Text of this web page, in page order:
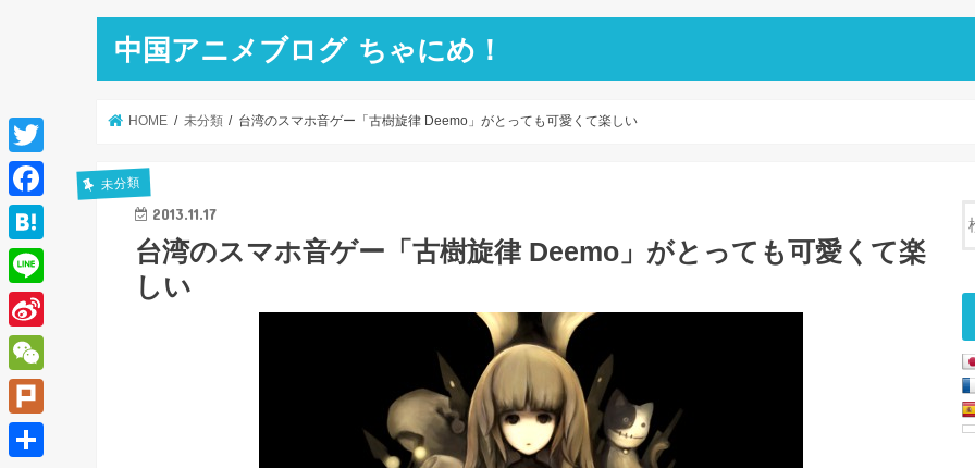
中国アニメブログ ちゃにめ！
HOME 未分類 台湾のスマホ音ゲー「古樹旋律 Deemo」がとっても可愛くて楽しい
未分類
2013.11.17
台湾のスマホ音ゲー「古樹旋律 Deemo」がとっても可愛くて楽
しい
T
w
i
t
e
r
F
a
c
e
b
o
o
k
H
a
t
e
a
L
i
n
e
S
i
n
a
W
e
C
P